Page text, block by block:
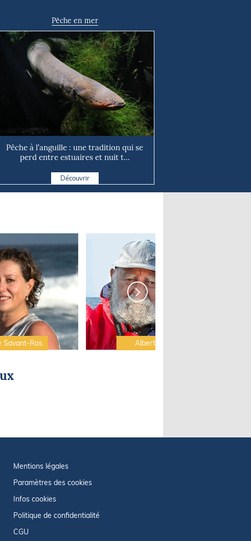
Pêche en mer
Pêche à l’anguille : une tradition qui se
perd entre estuaires et nuit t...
Découvrir
Savant-Ros Albert Brel
Mentions légales
Paramètres des cookies
Infos cookies
Politique de confidentialité
CGU